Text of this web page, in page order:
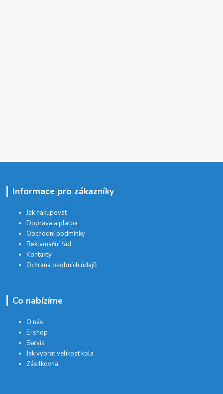
Informace pro zákazníky
Jak nakupovat
Doprava a platba
Obchodní podmínky
Reklamační řád
Kontakty
Ochrana osobních údajů
Co nabízíme
O nás
E-shop
Servis
Jak vybrat velikost kola
Zásilkovna